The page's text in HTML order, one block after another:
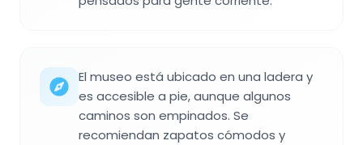
El museo está ubicado en una ladera y
es accesible a pie, aunque algunos
caminos son empinados. Se
recomiendan zapatos cómodos y